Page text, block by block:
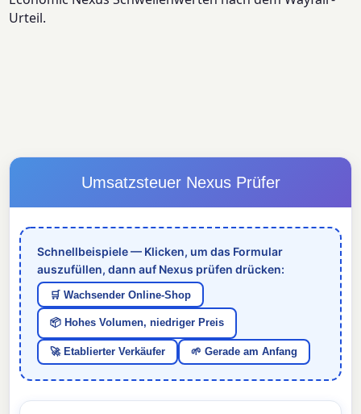
Urteil.
Umsatzsteuer Nexus Prüfer
Schnellbeispiele — Klicken, um das Formular
auszufüllen, dann auf Nexus prüfen drücken:
🛒 Wachsender Online-Shop
📦 Hohes Volumen, niedriger Preis
🚀 Etablierter Verkäufer 🌱 Gerade am Anfang